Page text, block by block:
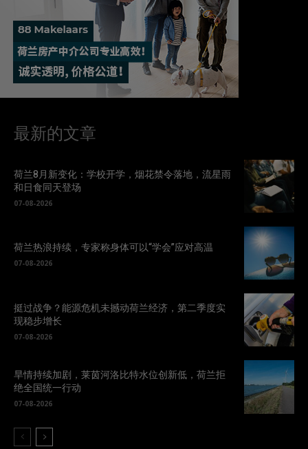
最新的文章
荷兰8月新变化：学校开学，烟花禁令落地，流星雨
和日食同天登场
07-08-2026
荷兰热浪持续，专家称身体可以“学会”应对高温
07-08-2026
挺过战争？能源危机未撼动荷兰经济，第二季度实
现稳步增长
07-08-2026
旱情持续加剧，莱茵河洛比特水位创新低，荷兰拒
绝全国统一行动
07-08-2026